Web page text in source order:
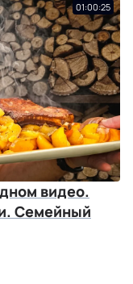
01:00:25
видео.
Семейный